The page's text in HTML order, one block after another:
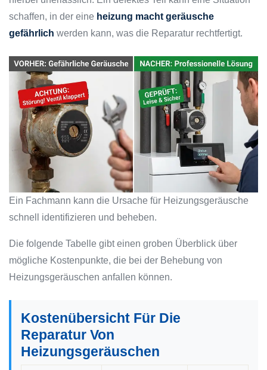
schaffen, in der eine heizung macht geräusche
gefährlich werden kann, was die Reparatur rechtfertigt.
Ein Fachmann kann die Ursache für Heizungsgeräusche
schnell identifizieren und beheben.
Die folgende Tabelle gibt einen groben Überblick über
mögliche Kostenpunkte, die bei der Behebung von
Heizungsgeräuschen anfallen können.
Kostenübersicht Für Die
Reparatur Von
Heizungsgeräuschen